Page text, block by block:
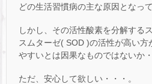
どの生活習慣病の主な原因となっ
しかし、その活性酸素を分解する
スムターゼ( SOD )の活性が高い方
やすいとは因果なものではないか・
ただ、安心して欲しい・・・。